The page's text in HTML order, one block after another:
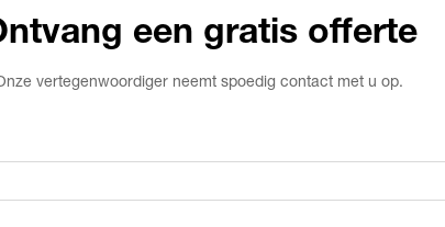
een gratis offerte
vertegenwoordiger neemt spoedig contact met u op.